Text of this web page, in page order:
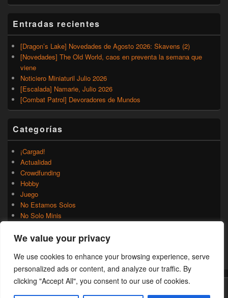
We value your privacy
We use cookies to enhance your browsing experience, serve
personalized ads or content, and analyze our traffic. By
clicking "Accept All", you consent to our use of cookies.
Entradas recientes
[Dragon’s Lake] Novedades de Agosto 2026: Skavens (2)
[Novedades] The Old World, caos en preventa la semana que
viene
Noticiero Miniaturil Julio 2026
[Escalada] Namarie, Julio 2026
[Combat Patrol] Devoradores de Mundos
Categorías
¡Cargad!
Actualidad
Crowdfunding
Hobby
Juego
No Estamos Solos
No Solo Minis
Rumores
Uncategorized